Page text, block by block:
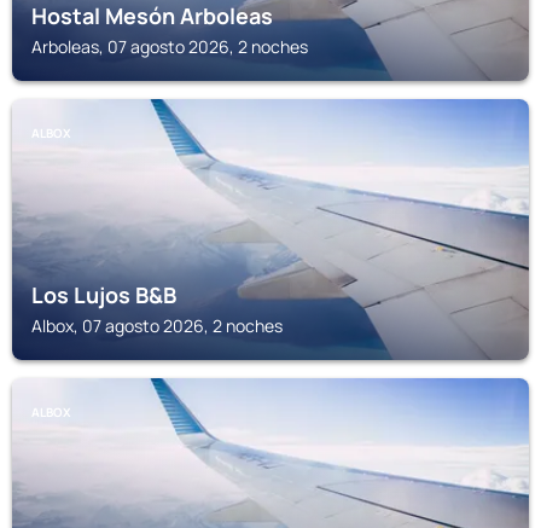
Hostal Mesón Arboleas
Arboleas, 07 agosto 2026, 2 noches
ALBOX
Los Lujos B&B
Albox, 07 agosto 2026, 2 noches
ALBOX